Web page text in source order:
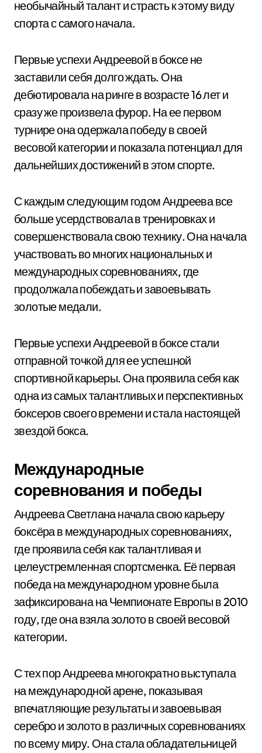
необычайный талант и страсть к этому виду
спорта с самого начала.
Первые успехи Андреевой в боксе не
заставили себя долго ждать. Она
дебютировала на ринге в возрасте 16 лет и
сразу же произвела фурор. На ее первом
турнире она одержала победу в своей
весовой категории и показала потенциал для
дальнейших достижений в этом спорте.
С каждым следующим годом Андреева все
больше усердствовала в тренировках и
совершенствовала свою технику. Она начала
участвовать во многих национальных и
международных соревнованиях, где
продолжала побеждать и завоевывать
золотые медали.
Первые успехи Андреевой в боксе стали
отправной точкой для ее успешной
спортивной карьеры. Она проявила себя как
одна из самых талантливых и перспективных
боксеров своего времени и стала настоящей
звездой бокса.
Международные
соревнования и победы
Андреева Светлана начала свою карьеру
боксёра в международных соревнованиях,
где проявила себя как талантливая и
целеустремленная спортсменка. Её первая
победа на международном уровне была
зафиксирована на Чемпионате Европы в 2010
году, где она взяла золото в своей весовой
категории.
С тех пор Андреева многократно выступала
на международной арене, показывая
впечатляющие результаты и завоевывая
серебро и золото в различных соревнованиях
по всему миру. Она стала обладательницей